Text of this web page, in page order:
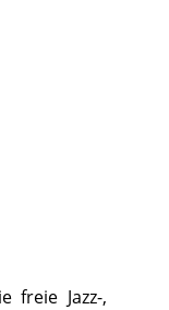
freie Jazz-,